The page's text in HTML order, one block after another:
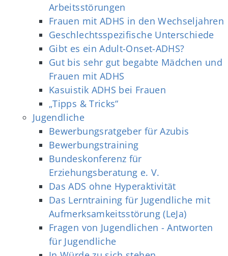
Arbeitsstörungen
Frauen mit ADHS in den Wechseljahren
Geschlechtsspezifische Unterschiede
Gibt es ein Adult-Onset-ADHS?
Gut bis sehr gut begabte Mädchen und
Frauen mit ADHS
Kasuistik ADHS bei Frauen
„Tipps & Tricks“
Jugendliche
Bewerbungsratgeber für Azubis
Bewerbungstraining
Bundeskonferenz für
Erziehungsberatung e. V.
Das ADS ohne Hyperaktivität
Das Lerntraining für Jugendliche mit
Aufmerksamkeitsstörung (LeJa)
Fragen von Jugendlichen - Antworten
für Jugendliche